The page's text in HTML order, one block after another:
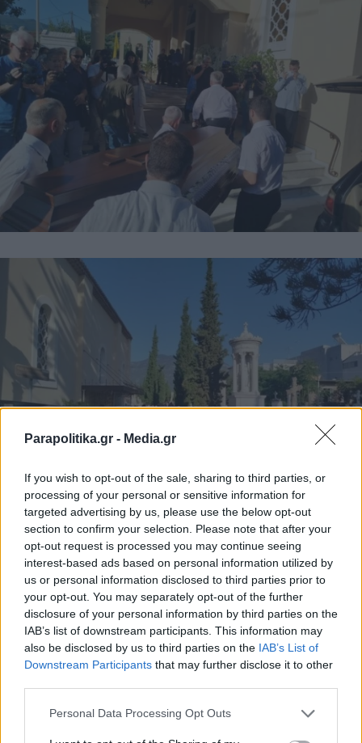
Parapolitika.gr - Media.gr
If you wish to opt-out of the sale, sharing to third parties, or
processing of your personal or sensitive information for
targeted advertising by us, please use the below opt-out
section to confirm your selection. Please note that after your
opt-out request is processed you may continue seeing
interest-based ads based on personal information utilized by
us or personal information disclosed to third parties prior to
your opt-out. You may separately opt-out of the further
disclosure of your personal information by third parties on the
IAB’s list of downstream participants. This information may
also be disclosed by us to third parties on the IAB’s List of
Downstream Participants that may further disclose it to other
Personal Data Processing Opt Outs
Εγγραφή στο newsletter